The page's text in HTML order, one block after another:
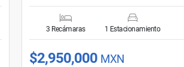
3 Recámaras 1 Estacionamiento
$2,950,000 MXN